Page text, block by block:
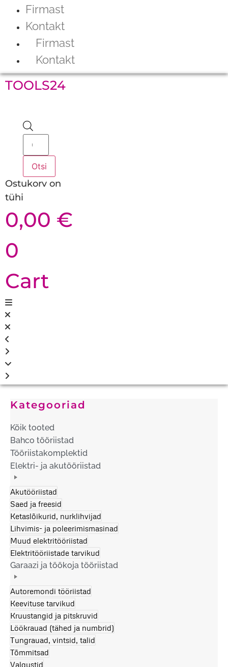
Firmast
Kontakt
Firmast
Kontakt
TOOLS24
Products
search
Otsi
Ostukorv on
tühi
0,00 €
0
Cart
Kategooriad
Kõik tooted
Bahco tööriistad
Tööriistakomplektid
Elektri- ja akutööriistad
Akutööriistad
Saed ja freesid
Ketaslõikurid, nurklihvijad
Lihvimis- ja poleerimismasinad
Muud elektritööriistad
Elektritööriistade tarvikud
Garaazi ja töökoja tööriistad
Autoremondi tööriistad
Keevituse tarvikud
Kruustangid ja pitskruvid
Löökrauad (tähed ja numbrid)
Tungrauad, vintsid, talid
Tõmmitsad
Valgustid